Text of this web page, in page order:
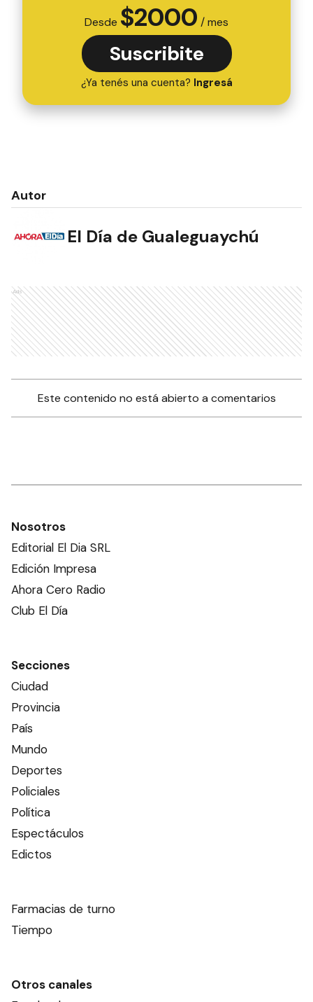
Desde $2000 / mes
Suscribite
¿Ya tenés una cuenta? Ingresá
Autor
El Día de Gualeguaychú
Ads
Este contenido no está abierto a comentarios
Nosotros
Editorial El Dia SRL
Edición Impresa
Ahora Cero Radio
Club El Día
Secciones
Ciudad
Provincia
País
Mundo
Deportes
Policiales
Política
Espectáculos
Edictos
Farmacias de turno
Tiempo
Otros canales